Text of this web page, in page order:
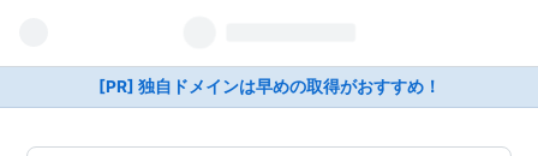
[PR] 独自ドメインは早めの取得がおすすめ！